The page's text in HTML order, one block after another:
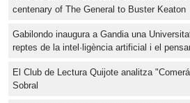
centenary of The General to Buster Keaton
Gabilondo inaugura a Gandia una
reptes de la intel·ligència artificial i el
El Club de Lectura Quijote analitza
Sobral